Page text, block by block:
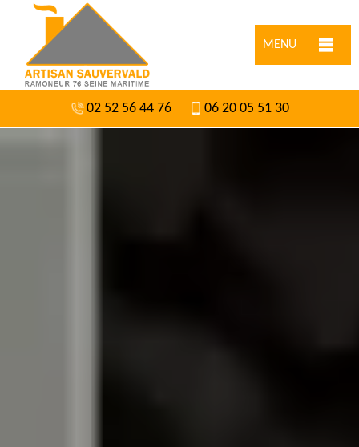
MENU
02 52 56 44 76 06 20 05 51 30